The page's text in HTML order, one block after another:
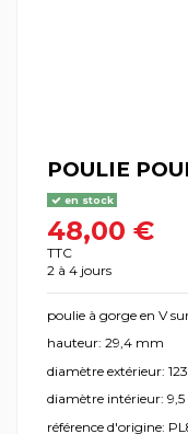
POULIE
en stock
48,00 €
TTC
2 à 4 jours
poulie à gorge en V
hauteur: 29,4 mm
diamètre extérieur:
diamètre intérieur:
référence d'origine: